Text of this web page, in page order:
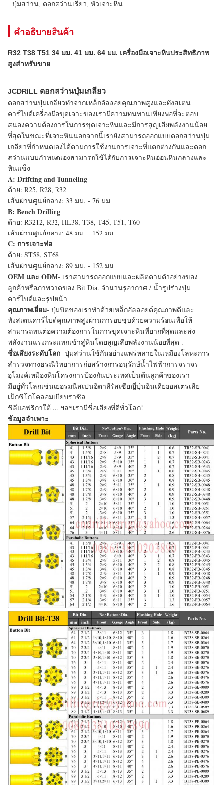
ปุ่มสว่าน ดอกสว่านเรียว หัวเจาะหิน
คําอธิบายสินค้า
R32 T38 T51 34 มม. 41 มม. 64 มม. เครื่องมือเจาะหินประสิทธิภาพ
สูงสำหรับขาย
JCDRILL ดอกสว่านปุ่มเกลียว
ดอกสว่านปุ่มเกลียวทำจากเหล็กอัลลอยคุณภาพสูงและทังสเตน
คาร์ไบด์เครื่องมือขุดเจาะของเรามีความทนทานเพียงพอที่จะตอบ
สนองความต้องการในการขุดเจาะหินและมีการสูญเสียพลังงานน้อย
ที่สุดในขณะที่เจาะหินนอกจากนี้เรายังสามารถออกแบบดอกสว่านปุ่ม
เกลียวที่กำหนดเองได้ตามการใช้งานการเจาะที่แตกต่างกันและดอก
สว่านแบบกำหนดเองสามารถใช้ได้กับการเจาะหินอ่อนหินกลางและ
หินแข็ง
A: Drifting and Tunneling
ด้าย: R25, R28, R32
เส้นผ่านศูนย์กลาง: 33 มม. - 76 มม
B: Bench Drilling
ด้าย: R3212, R32, HL38, T38, T45, T51, T60
เส้นผ่านศูนย์กลาง: 48 มม. - 152 มม
C: การเจาะท่อ
ด้าย: ST58, ST68
เส้นผ่านศูนย์กลาง: 89 มม. - 152 มม
OEM และ ODM- เราสามารถออกแบบและผลิตตามตัวอย่างของ
ลูกค้าหรือภาพวาดของ Bit Dia. จำนวนรูอากาศ / น้ำรูปร่างปุ่ม
คาร์ไบด์และรูปหน้า
คุณภาพเยี่ยม- ปุ่มบิตของเราทำด้วยเหล็กอัลลอยด์คุณภาพดีและ
ทังสเตนคาร์ไบด์คุณภาพสูงผ่านการอบชุบด้วยความร้อนเพื่อให้
สามารถทนต่อความต้องการในการขุดเจาะหินที่ยากที่สุดและส่ง
พลังงานแรงกระแทกเข้าสู่หินโดยสูญเสียพลังงานน้อยที่สุด .
ชื่อเสียงระดับโลก- ปุ่มสว่านใช้กันอย่างแพร่หลายในเหมืองโลหะการ
สำรวจทางธรณีวิทยาการก่อสร้างการอนุรักษ์น้ำไฟฟ้าการจราจร
อุโมงค์เหมืองหินโครงการป้องกันประเทศเป็นต้นลูกค้าของเรา
มีอยู่ทั่วโลกเช่นเยอรมนีสเปนอิตาลีรัสเซียญี่ปุ่นอินเดียออสเตรเลีย
เม็กซิโกโคลอมเบียบราซิล
ชิลีแอฟริกาใต้ ... ฯลฯเรามีชื่อเสียงที่ดีทั่วโลก!
ข้อมูลจำเพาะ